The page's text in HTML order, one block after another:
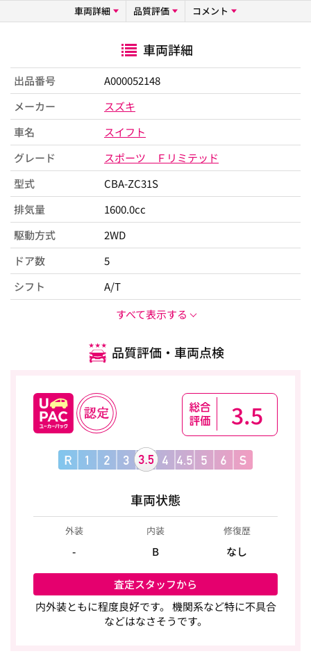
車両詳細 品質評価 コメント
車両詳細
出品番号
A000052148
メーカー
スズキ
車名
スイフト
グレード
スポーツ Ｆリミテッド
型式
CBA-ZC31S
排気量
1600.0cc
駆動方式
2WD
ドア数
5
シフト
A/T
すべて表示する
品質評価・車両点検
3.5
車両状態
外装
-
内装
B
修復歴
なし
査定スタッフから
内外装ともに程度良好です。 機関系など特に不具合
などはなさそうです。